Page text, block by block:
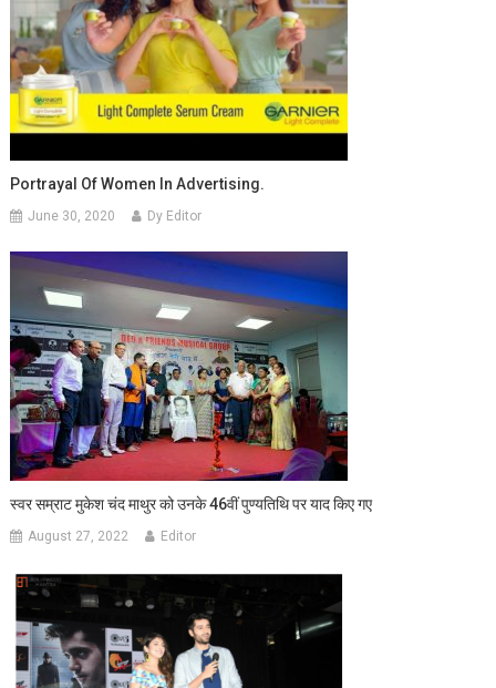
Portrayal Of Women In Advertising.
June 30, 2020 Dy Editor
स्वर सम्राट मुकेश चंद माथुर को उनके 46वीं पुण्यतिथि पर याद किए गए
August 27, 2022 Editor